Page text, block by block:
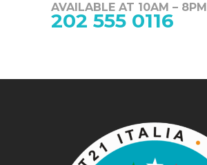
AVAILABLE AT 10AM – 8PM
202 555 0116